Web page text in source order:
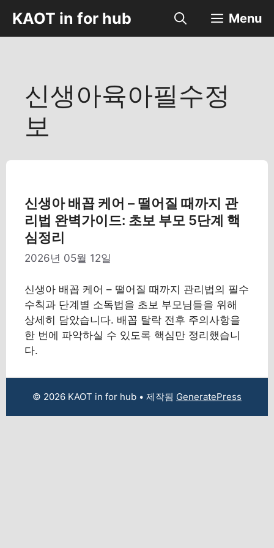
츠
KAOT in for hub Menu
신생아육아필수정
보
신생아 배꼽 케어 – 떨어질 때까지 관
리법 완벽가이드: 초보 부모 5단계 핵
심정리
2026년 05월 12일
신생아 배꼽 케어 – 떨어질 때까지 관리법의 필수
수칙과 단계별 소독법을 초보 부모님들을 위해
상세히 담았습니다. 배꼽 탈락 전후 주의사항을
한 번에 파악하실 수 있도록 핵심만 정리했습니
다.
© 2026 KAOT in for hub • 제작됨 GeneratePress